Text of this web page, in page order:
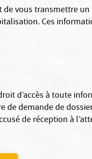
vous transmettre
Ces
d’accès à toute
de demande de
de réception à